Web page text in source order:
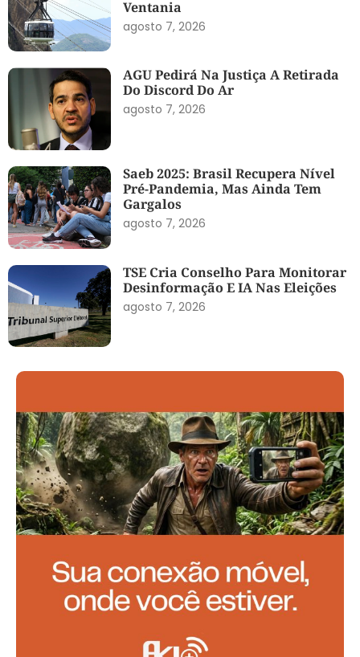
Ventania
agosto 7, 2026
AGU Pedirá Na Justiça A Retirada
Do Discord Do Ar
agosto 7, 2026
Saeb 2025: Brasil Recupera Nível
Pré-Pandemia, Mas Ainda Tem
Gargalos
agosto 7, 2026
TSE Cria Conselho Para Monitorar
Desinformação E IA Nas Eleições
agosto 7, 2026